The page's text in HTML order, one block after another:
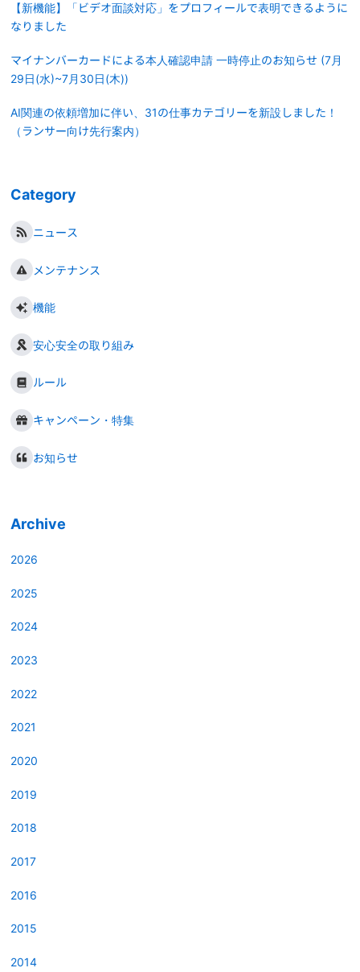
【新機能】「ビデオ面談対応」をプロフィールで表明できるように
なりました
マイナンバーカードによる本人確認申請 一時停止のお知らせ (7月
29日(水)~7月30日(木))
AI関連の依頼増加に伴い、31の仕事カテゴリーを新設しました！
（ランサー向け先行案内）
Category
ニュース
メンテナンス
機能
安心安全の取り組み
ルール
キャンペーン・特集
お知らせ
Archive
2026
2025
2024
2023
2022
2021
2020
2019
2018
2017
2016
2015
2014